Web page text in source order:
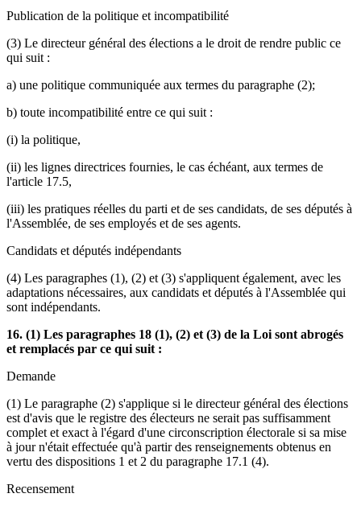
Publication de la politique et incompatibilité
(3) Le directeur général des élections a le droit de rendre public ce
qui suit :
a) une politique communiquée aux termes du paragraphe (2);
b) toute incompatibilité entre ce qui suit :
(i) la politique,
(ii) les lignes directrices fournies, le cas échéant, aux termes de
l'article 17.5,
(iii) les pratiques réelles du parti et de ses candidats, de ses députés à
l'Assemblée, de ses employés et de ses agents.
Candidats et députés indépendants
(4) Les paragraphes (1), (2) et (3) s'appliquent également, avec les
adaptations nécessaires, aux candidats et députés à l'Assemblée qui
sont indépendants.
16. (1) Les paragraphes 18 (1), (2) et (3) de la Loi sont abrogés
et remplacés par ce qui suit :
Demande
(1) Le paragraphe (2) s'applique si le directeur général des élections
est d'avis que le registre des électeurs ne serait pas suffisamment
complet et exact à l'égard d'une circonscription électorale si sa mise
à jour n'était effectuée qu'à partir des renseignements obtenus en
vertu des dispositions 1 et 2 du paragraphe 17.1 (4).
Recensement